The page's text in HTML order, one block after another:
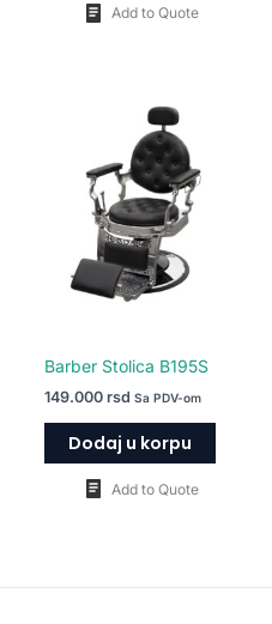
Add to Quote
Barber Stolica B195S
149.000 rsd Sa PDV-om
Dodaj u korpu
Add to Quote